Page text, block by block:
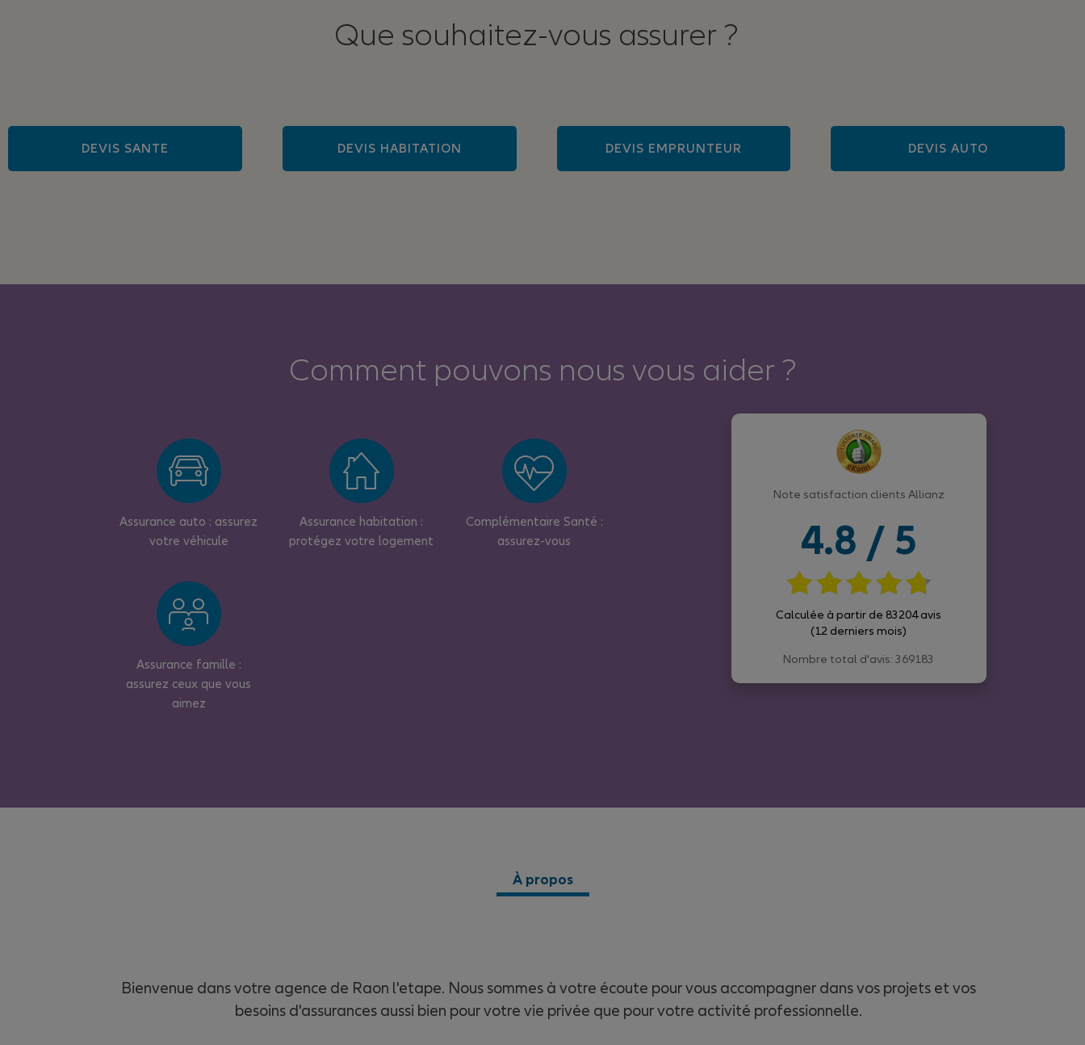
Que souhaitez-vous assurer ?
DEVIS SANTE DEVIS HABITATION DEVIS EMPRUNTEUR DEVIS AUTO
Comment pouvons nous vous aider ?
Assurance auto : assurez
votre véhicule
Assurance habitation :
protégez votre logement
Complémentaire Santé :
assurez-vous
Assurance famille :
assurez ceux que vous
aimez
Note satisfaction clients Allianz
4.8 / 5
Calculée à partir de 83204 avis
(12 derniers mois)
Nombre total d'avis: 369183
À propos
Bienvenue dans votre agence de Raon l'etape. Nous sommes à votre écoute pour vous accompagner dans vos projets et vos
besoins d'assurances aussi bien pour votre vie privée que pour votre activité professionnelle.